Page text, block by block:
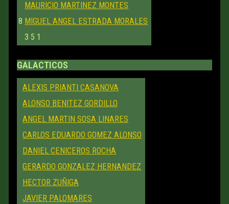
MAURICIO MARTINEZ MONTES
8 MIGUEL ANGEL ESTRADA MORALES
3 5 1
GALACTICOS
ALEXIS PRIANTI CASANOVA
ALONSO BENITEZ GORDILLO
ANGEL MARTIN SOSA LINARES
CARLOS EDUARDO GOMEZ ALONSO
DANIEL CENICEROS ROCHA
GERARDO GONZALEZ HERNANDEZ
HECTOR ZUÑIGA
JAVIER PALOMARES